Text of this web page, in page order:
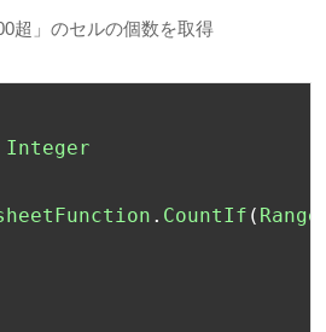
超」のセルの個数を取得
Integer
. CountIf ( Range